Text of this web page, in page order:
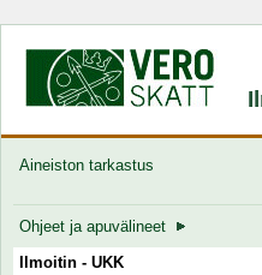
Aineiston tarkastus
Ohjeet ja apuvälineet
Ilmoitin - UKK